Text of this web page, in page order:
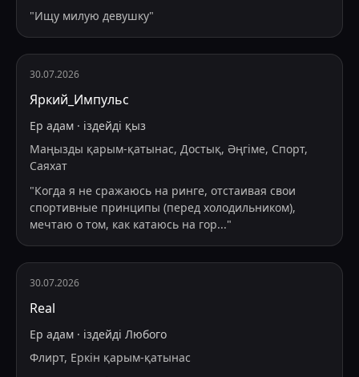
"Ищу милую девушку"
30.07.2026
Яркий_Импульс
Ер адам · іздейді қыз
Маңызды қарым-қатынас, Достық, Әңгіме, Спорт,
Саяхат
"Когда я не сражаюсь на ринге, отстаивая свои
спортивные принципы (перед холодильником),
мечтаю о том, как катаюсь на гор..."
30.07.2026
Real
Ер адам · іздейді Любого
Флирт, Еркін қарым-қатынас